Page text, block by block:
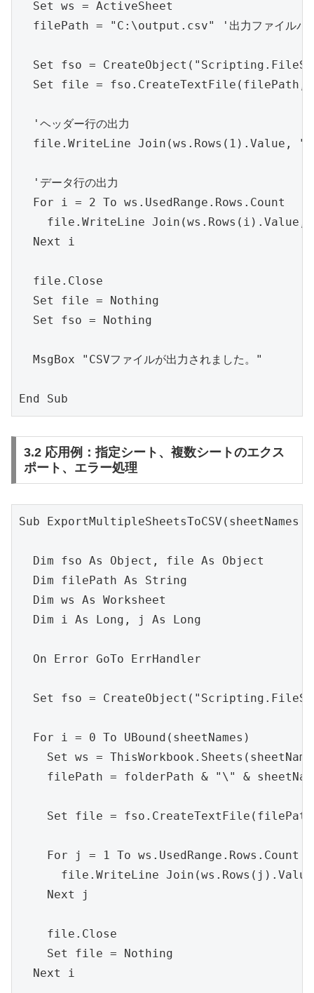
  Set ws = ActiveSheet
filePath = "C:\output.csv" '出力ファイルパ
Set fso =
Set file = fso.CreateTextFile(filePath,
  'ヘッダー行の出力
file.WriteLine Join(ws.Rows(1).Value,
  'データ行の出力
  For i = 2 To ws.UsedRange.Rows.Count
file.WriteLine Join(ws.Rows(i).Value,
  Next i
  file.Close
  Set file = Nothing
  Set fso = Nothing
  MsgBox "CSVファイルが出力されました。"
3.2 応用例：指定シート、複数シートのエクス
ポート、エラー処理
Sub
  Dim fso As Object, file As Object
  Dim filePath As String
  Dim ws As Worksheet
  Dim i As Long, j As Long
  On Error GoTo ErrHandler
Set fso =
  For i = 0 To UBound(sheetNames)
Set ws =
filePath = folderPath & "\" &
Set file =
    For j = 1 To ws.UsedRange.Rows.Count
file.WriteLine
    Next j
    file.Close
    Set file = Nothing
  Next i